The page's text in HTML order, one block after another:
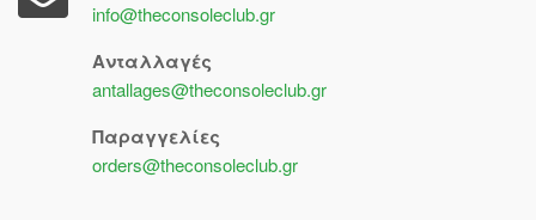
info@theconsoleclub.gr
Ανταλλαγές
antallages@theconsoleclub.gr
Παραγγελίες
orders@theconsoleclub.gr